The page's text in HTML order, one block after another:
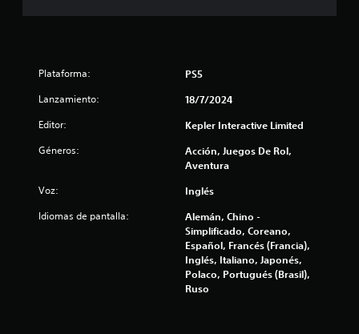
s
e
Plataforma: PS5
Lanzamiento: 18/7/2024
Editor: Kepler Interactive Limited
Géneros:
Acción, Juegos De Rol,
Aventura
Voz: Inglés
Idiomas de pantalla:
Alemán, Chino -
Simplificado, Coreano,
Español, Francés (Francia),
Inglés, Italiano, Japonés,
Polaco, Portugués (Brasil),
Ruso